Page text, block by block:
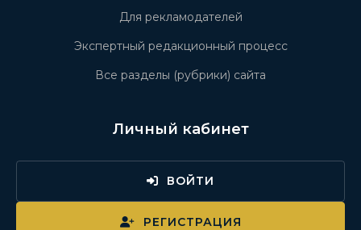
Для рекламодателей
Экспертный редакционный процесс
Все разделы (рубрики) сайта
Личный кабинет
ВОЙТИ
РЕГИСТРАЦИЯ